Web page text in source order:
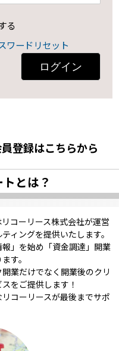
る
ワードリセット
ログイン
登録はこちらから
とは？
コーリース株式会社が運営
ィングを提供いたします。
」を始め「資金調達」開業
す。
業だけでなく開業後のクリ
をご提供します！
コーリースが最後までサポ